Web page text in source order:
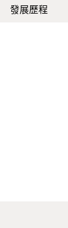
發展歷程